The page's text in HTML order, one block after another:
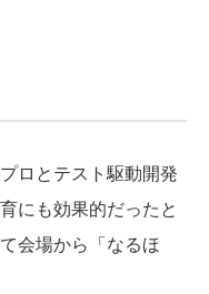
ロとテスト駆動開発
にも効果的だったと
会場から「なるほ